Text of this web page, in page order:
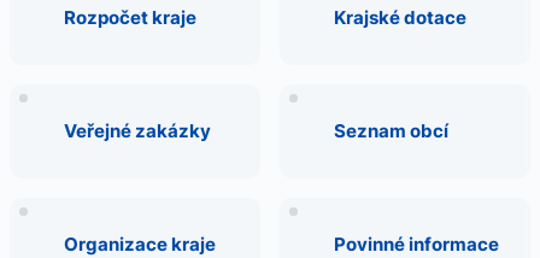
Rozpočet kraje Krajské dotace
Veřejné zakázky Seznam obcí
Organizace kraje Povinné informace